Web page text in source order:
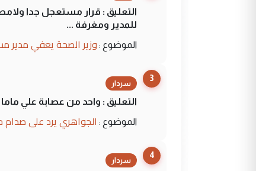
التعليق : قرار مستعجل جدا
للمدير ومغرفة ...
الموضوع : وزير الصحة يعفي مدير
3
سردار
التعليق : واحد من عصابة علي
الموضوع : الجواهري يرد على
4
سردار